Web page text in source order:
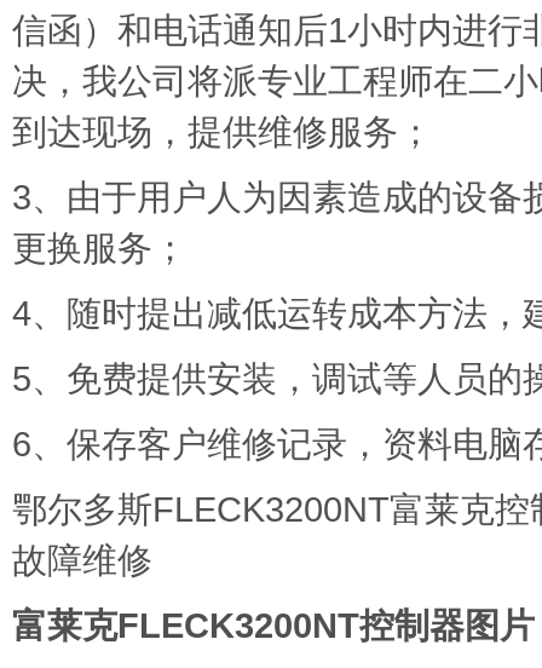
信函）和电话通知后1小时内进
决，我公司将派专业工程师在二
到达现场，提供维修服务；
3、由于用户人为因素造成的设
更换服务；
4、随时提出减低运转成本方法，
5、免费提供安装，调试等人员的
6、保存客户维修记录，资料电脑
鄂尔多斯FLECK3200NT富莱克
故障维修
富莱克FLECK3200NT控制器图